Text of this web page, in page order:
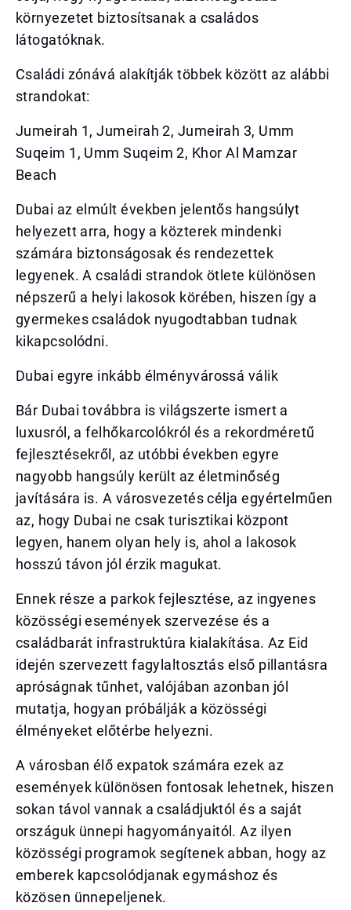
környezetet biztosítsanak a családos
látogatóknak.
Családi zónává alakítják többek között az alábbi
strandokat:
Jumeirah 1, Jumeirah 2, Jumeirah 3, Umm
Suqeim 1, Umm Suqeim 2, Khor Al Mamzar
Beach
Dubai az elmúlt években jelentős hangsúlyt
helyezett arra, hogy a közterek mindenki
számára biztonságosak és rendezettek
legyenek. A családi strandok ötlete különösen
népszerű a helyi lakosok körében, hiszen így a
gyermekes családok nyugodtabban tudnak
kikapcsolódni.
Dubai egyre inkább élményvárossá válik
Bár Dubai továbbra is világszerte ismert a
luxusról, a felhőkarcolókról és a rekordméretű
fejlesztésekről, az utóbbi években egyre
nagyobb hangsúly került az életminőség
javítására is. A városvezetés célja egyértelműen
az, hogy Dubai ne csak turisztikai központ
legyen, hanem olyan hely is, ahol a lakosok
hosszú távon jól érzik magukat.
Ennek része a parkok fejlesztése, az ingyenes
közösségi események szervezése és a
családbarát infrastruktúra kialakítása. Az Eid
idején szervezett fagylaltosztás első pillantásra
apróságnak tűnhet, valójában azonban jól
mutatja, hogyan próbálják a közösségi
élményeket előtérbe helyezni.
A városban élő expatok számára ezek az
események különösen fontosak lehetnek, hiszen
sokan távol vannak a családjuktól és a saját
országuk ünnepi hagyományaitól. Az ilyen
közösségi programok segítenek abban, hogy az
emberek kapcsolódjanak egymáshoz és
közösen ünnepeljenek.